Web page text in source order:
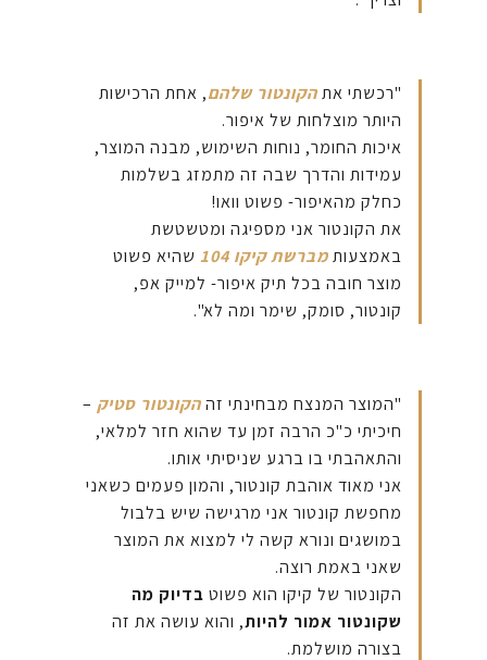
"רכשתי אתהקונטור שלהם, אחת הרכישות
היותר מוצלחות של איפור.
איכות החומר, נוחות השימוש, מבנה המוצר,
עמידות והדרך שבה זה מתמזג בשלמות
כחלק מהאיפור- פשוט וואו!
את הקונטור אני מספיגה ומטשטשת
באמצעותמברשת קיקו 104
שהיא פשוט
מוצר חובה בכל תיק איפור- למייק אפ,
קונטור, סומק, שימר ומה לא".
"המוצר המנצח מבחינתי זההקונטור סטיק –
חיכיתי כ"כ הרבה זמן עד שהוא חזר למלאי,
והתאהבתי בו ברגע שניסיתי אותו.
אני מאוד אוהבת קונטור, והמון פעמים כשאני
מחפשת קונטור אני מרגישה שיש בלבול
במושגים ונורא קשה לי למצוא את המוצר
שאני באמת רוצה.
הקונטור של קיקו הוא פשוט בדיוק מה
שקונטור אמור להיות, והוא עושה את זה
בצורה מושלמת.